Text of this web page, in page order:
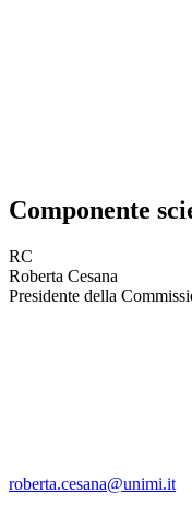
Componente
RC
Roberta Cesana
Presidente della
roberta.cesana@unimi.it